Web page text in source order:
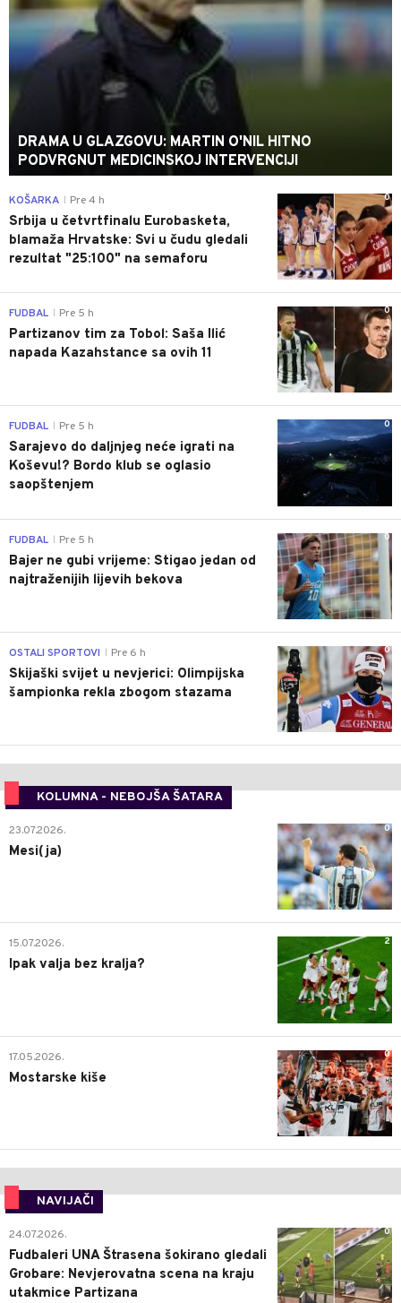
DRAMA U GLAZGOVU: MARTIN O'NIL HITNO
PODVRGNUT MEDICINSKOJ INTERVENCIJI
0
KOŠARKA Pre 4 h
Srbija u četvrtfinalu Eurobasketa,
blamaža Hrvatske: Svi u čudu gledali
rezultat "25:100" na semaforu
0
FUDBAL Pre 5 h
Partizanov tim za Tobol: Saša Ilić
napada Kazahstance sa ovih 11
0
FUDBAL Pre 5 h
Sarajevo do daljnjeg neće igrati na
Koševu!? Bordo klub se oglasio
saopštenjem
0
FUDBAL Pre 5 h
Bajer ne gubi vrijeme: Stigao jedan od
najtraženijih lijevih bekova
0
OSTALI SPORTOVI Pre 6 h
Skijaški svijet u nevjerici: Olimpijska
šampionka rekla zbogom stazama
KOLUMNA - NEBOJŠA ŠATARA
0
23.07.2026.
Mesi(ja)
2
15.07.2026.
Ipak valja bez kralja?
0
17.05.2026.
Mostarske kiše
NAVIJAČI
0
24.07.2026.
Fudbaleri UNA Štrasena šokirano gledali
Grobare: Nevjerovatna scena na kraju
utakmice Partizana